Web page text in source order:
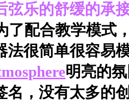
弦乐的舒缓的承
了配合教学模式
法很简单很容易
明亮的
名，没有太多的